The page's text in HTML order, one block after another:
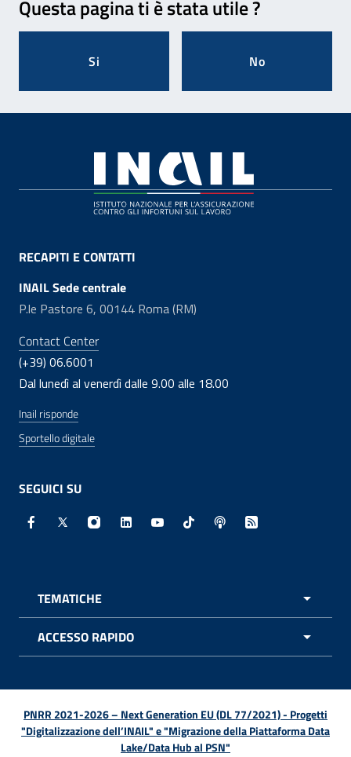
Questa pagina ti è stata utile ?
Si No
RECAPITI E CONTATTI
INAIL Sede centrale
P.le Pastore 6, 00144 Roma (RM)
Contact Center
(+39) 06.6001
Dal lunedì al venerdì dalle 9.00 alle 18.00
Inail risponde
Sportello digitale
SEGUICI SU
Facebook - Sito esterno - Apertura in nuova finestra
X - Sito esterno - Apertura in nuova finestra
Instagram - Sito esterno - Apertura in
Linkedin - Sito esterno - Apertura in
Youtube - Sito esterno -
TikTok - Sito esterno -
Spreaker - Sito
Feed RSS -
TEMATICHE
ACCESSO RAPIDO
PNRR 2021-2026 – Next Generation EU (DL 77/2021) - Progetti
"Digitalizzazione dell’INAIL" e "Migrazione della Piattaforma Data
Lake/Data Hub al PSN"